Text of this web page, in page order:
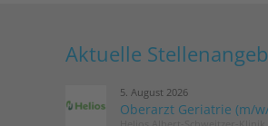
Aktuelle
5. August 2026
Oberarzt Geriatrie (m/